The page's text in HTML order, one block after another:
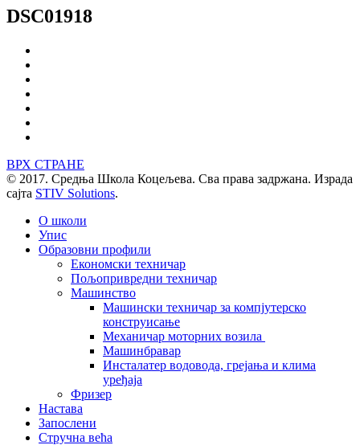
DSC01918
ВРХ СТРАНЕ
© 2017. Средња Школа Коцељева. Сва права задржана. Израда
сајта STIV Solutions.
О школи
Упис
Образовни профили
Економски техничар
Пољопривредни техничар
Машинство
Машински техничар за компјутерско
конструисање
Механичар моторних возила
Машинбравар
Инсталатер водовода, грејања и клима
уређаја
Фризер
Настава
Запослени
Стручна већа